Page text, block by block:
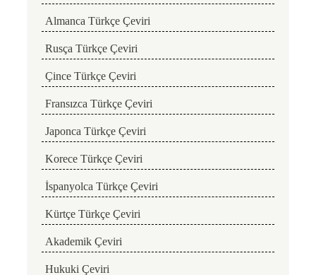
Almanca Türkçe Çeviri
Rusça Türkçe Çeviri
Çince Türkçe Çeviri
Fransızca Türkçe Çeviri
Japonca Türkçe Çeviri
Korece Türkçe Çeviri
İspanyolca Türkçe Çeviri
Kürtçe Türkçe Çeviri
Akademik Çeviri
Hukuki Çeviri